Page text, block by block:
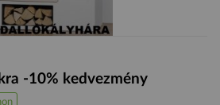
-10% kedvezmény